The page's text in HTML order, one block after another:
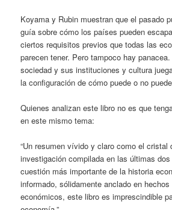
Koyama y Rubin muestran que el pasado
guía sobre cómo los países pueden
ciertos requisitos previos que todas las
parecen tener. Pero tampoco hay
sociedad y sus instituciones y cultura
la configuración de cómo puede o no
Quienes analizan este libro no es que
en este mismo tema:
“Un resumen vívido y claro como el cristal
investigación compilada en las últimas
cuestión más importante de la historia
informado, sólidamente anclado en
económicos, este libro es imprescindible